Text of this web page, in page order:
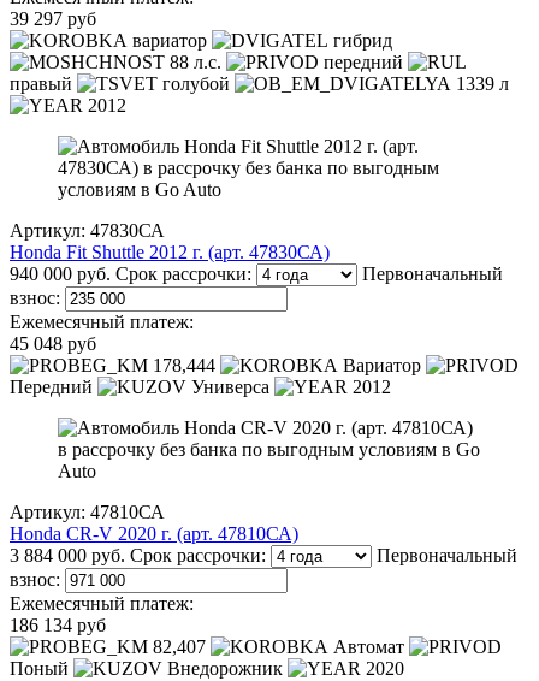
39 297 руб
вариатор
гибрид
88 л.с.
передний
правый
голубой
1339 л
2012
Артикул: 47830СА
Honda Fit Shuttle 2012 г. (арт. 47830СА)
940 000 руб. Срок рассрочки:
Первоначальный
взнос:
Ежемесячный платеж:
45 048 руб
178,444
Вариатор
Передний
Универса 2012
Артикул: 47810СА
Honda CR-V 2020 г. (арт. 47810СА)
3 884 000 руб. Срок рассрочки:
Первоначальный
взнос:
Ежемесячный платеж:
186 134 руб
82,407
Автомат
Поный
Внедорожник 2020